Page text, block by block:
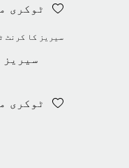
ٹوکری
ٹوکری